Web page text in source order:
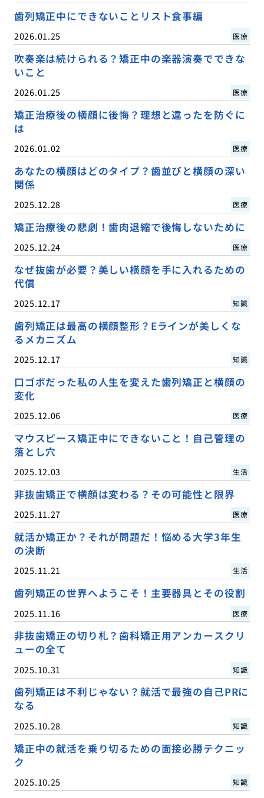
歯列矯正中にできないことリスト食事編
2026.01.25 医療
吹奏楽は続けられる？矯正中の楽器演奏でできな
いこと
2026.01.25 医療
矯正治療後の横顔に後悔？理想と違ったを防ぐに
は
2026.01.02 医療
あなたの横顔はどのタイプ？歯並びと横顔の深い
関係
2025.12.28 医療
矯正治療後の悲劇！歯肉退縮で後悔しないために
2025.12.24 医療
なぜ抜歯が必要？美しい横顔を手に入れるための
代償
2025.12.17 知識
歯列矯正は最高の横顔整形？Eラインが美しくな
るメカニズム
2025.12.17 知識
口ゴボだった私の人生を変えた歯列矯正と横顔の
変化
2025.12.06 医療
マウスピース矯正中にできないこと！自己管理の
落とし穴
2025.12.03 生活
非抜歯矯正で横顔は変わる？その可能性と限界
2025.11.27 医療
就活か矯正か？それが問題だ！悩める大学3年生
の決断
2025.11.21 生活
歯列矯正の世界へようこそ！主要器具とその役割
2025.11.16 医療
非抜歯矯正の切り札？歯科矯正用アンカースクリ
ューの全て
2025.10.31 知識
歯列矯正は不利じゃない？就活で最強の自己PRに
なる
2025.10.28 知識
矯正中の就活を乗り切るための面接必勝テクニッ
ク
2025.10.25 知識